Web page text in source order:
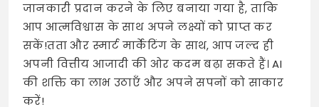
जानकारी प्रदान करने के लिए बनाया गया है, ताकि
आप आत्मविश्वास के साथ अपने लक्ष्यों को प्राप्त कर
सकें!तता और स्मार्ट मार्केटिंग के साथ, आप जल्द ही
अपनी वित्तीय आजादी की ओर कदम बढ़ा सकते हैं। AI
की शक्ति का लाभ उठाएँ और अपने सपनों को साकार
करें!